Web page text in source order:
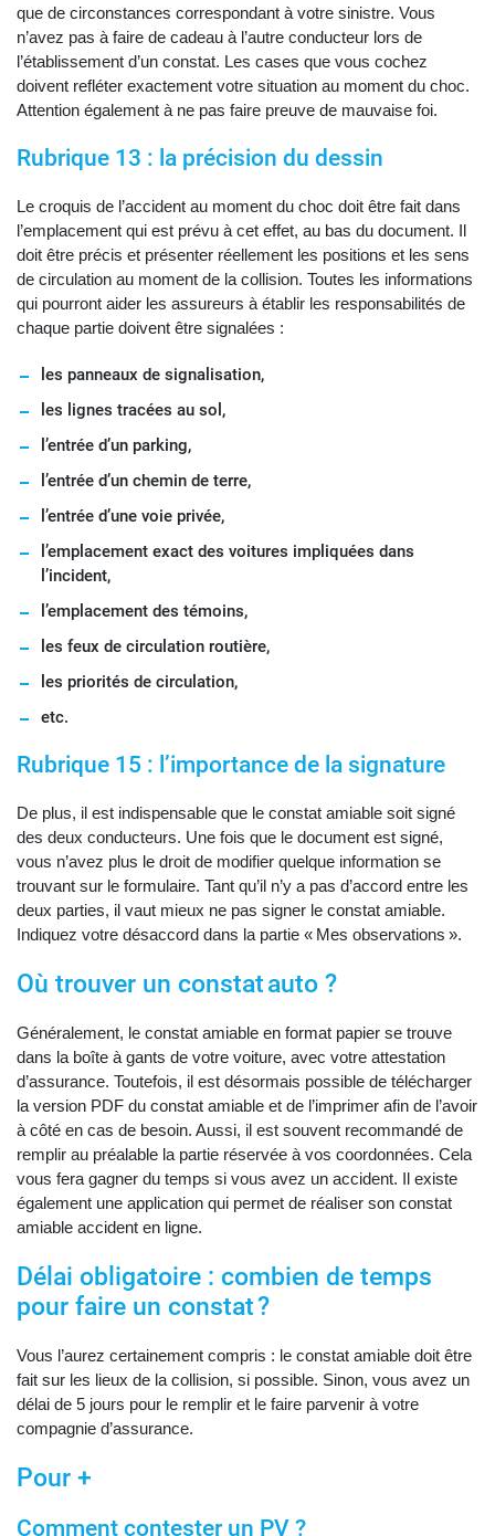
que de circonstances correspondant à votre sinistre. Vous
n’avez pas à faire de cadeau à l’autre conducteur lors de
l’établissement d’un constat. Les cases que vous cochez
doivent refléter exactement votre situation au moment du choc.
Attention également à ne pas faire preuve de mauvaise foi.
Rubrique 13 : la précision du dessin
Le croquis de l’accident au moment du choc doit être fait dans
l’emplacement qui est prévu à cet effet, au bas du document. Il
doit être précis et présenter réellement les positions et les sens
de circulation au moment de la collision. Toutes les informations
qui pourront aider les assureurs à établir les responsabilités de
chaque partie doivent être signalées :
les panneaux de signalisation,
les lignes tracées au sol,
l’entrée d’un parking,
l’entrée d’un chemin de terre,
l’entrée d’une voie privée,
l’emplacement exact des voitures impliquées dans
l’incident,
l’emplacement des témoins,
les feux de circulation routière,
les priorités de circulation,
etc.
Rubrique 15 : l’importance de la signature
De plus, il est indispensable que le constat amiable soit signé
des deux conducteurs. Une fois que le document est signé,
vous n’avez plus le droit de modifier quelque information se
trouvant sur le formulaire. Tant qu’il n’y a pas d’accord entre les
deux parties, il vaut mieux ne pas signer le constat amiable.
Indiquez votre désaccord dans la partie « Mes observations ».
Où trouver un constat auto ?
Généralement, le constat amiable en format papier se trouve
dans la boîte à gants de votre voiture, avec votre attestation
d’assurance. Toutefois, il est désormais possible de télécharger
la version PDF du constat amiable et de l’imprimer afin de l’avoir
à côté en cas de besoin. Aussi, il est souvent recommandé de
remplir au préalable la partie réservée à vos coordonnées. Cela
vous fera gagner du temps si vous avez un accident. Il existe
également une application qui permet de réaliser son constat
amiable accident en ligne.
Délai obligatoire : combien de temps
pour faire un constat ?
Vous l’aurez certainement compris : le constat amiable doit être
fait sur les lieux de la collision, si possible. Sinon, vous avez un
délai de 5 jours pour le remplir et le faire parvenir à votre
compagnie d’assurance.
Pour +
Comment contester un PV ?